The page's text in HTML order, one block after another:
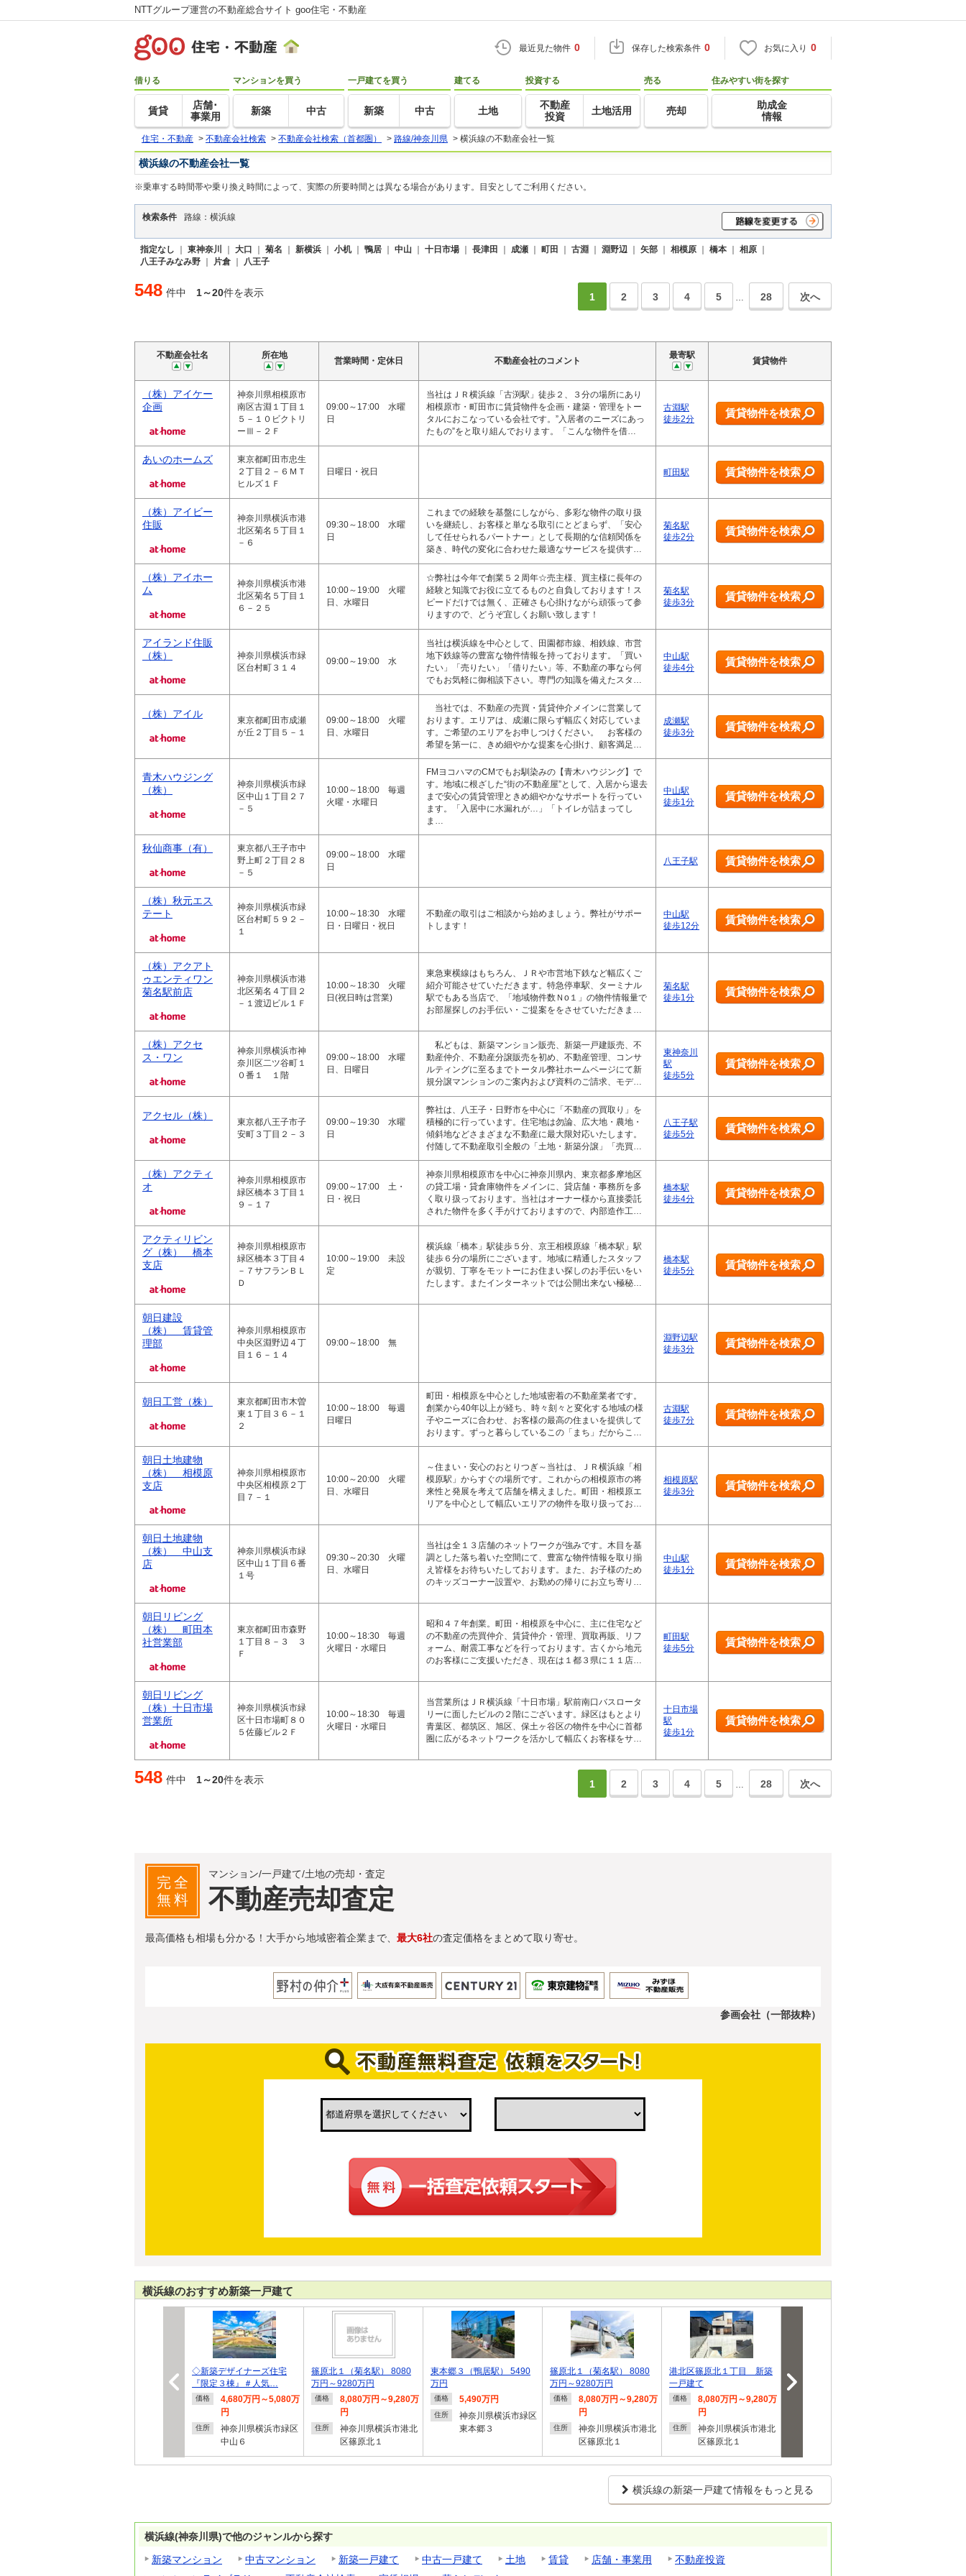
NTTグループ運営の不動産総合サイト goo住宅・不動産
最近見た物件 0 保存した検索条件 0 お気に入り 0
借りる
賃貸
店舗･
事業用
マンションを買う
新築 中古
一戸建てを買う
新築 中古
建てる
土地
投資する
不動産
投資
土地活用
売る
売却
住みやすい街を探す
助成金
情報
住宅・不動産 > 不動産会社検索 > 不動産会社検索（首都圏） > 路線/神奈川県 > 横浜線の不動産会社一覧
横浜線の不動産会社一覧
※乗車する時間帯や乗り換え時間によって、実際の所要時間とは異なる場合があります。目安としてご利用ください。
検索条件 路線：横浜線
指定なし ｜ 東神奈川 ｜ 大口 ｜ 菊名 ｜ 新横浜 ｜ 小机｜ 鴨居 ｜ 中山 ｜ 十日市場 ｜ 長津田 ｜ 成瀬 ｜ 町田 ｜ 古淵 ｜ 淵野辺 ｜ 矢部 ｜ 相模原 ｜ 橋本 ｜ 相原 ｜
八王子みなみ野 ｜ 片倉 ｜ 八王子
548 件中 1～20件を表示 1 2 3 4 5 … 28 次へ
不動産会社名 所在地
営業時間・定休日 不動産会社のコメント
最寄駅
賃貸物件
（株）アイケー
企画
神奈川県相模原市
南区古淵１丁目１
５－１０ビクトリ
ーⅢ－２Ｆ
09:00～17:00 水曜
日
当社はＪＲ横浜線「古渕駅」徒歩２、３分の場所にあり
相模原市・町田市に賃貸物件を企画・建築・管理をトー
タルにおこなっている会社です。”入居者のニーズにあっ
たもの”をと取り組んでおります。「こんな物件を借…
古淵駅
徒歩2分
賃貸物件を検索
あいのホームズ
東京都町田市忠生
２丁目２－６ＭＴ
ヒルズ１Ｆ
日曜日・祝日 町田駅 賃貸物件を検索
（株）アイビー
住販
神奈川県横浜市港
北区菊名５丁目１
－６
09:30～18:00 水曜
日
これまでの経験を基盤にしながら、多彩な物件の取り扱
いを継続し、お客様と単なる取引にとどまらず、「安心
して任せられるパートナー」として長期的な信頼関係を
築き、時代の変化に合わせた最適なサービスを提供す…
菊名駅
徒歩2分
賃貸物件を検索
（株）アイホー
ム
神奈川県横浜市港
北区菊名５丁目１
６－２５
10:00～19:00 火曜
日、水曜日
☆弊社は今年で創業５２周年☆売主様、買主様に長年の
経験と知識でお役に立てるものと自負しております！ス
ピードだけでは無く、正確さも心掛けながら頑張って参
りますので、どうぞ宜しくお願い致します！
菊名駅
徒歩3分
賃貸物件を検索
アイランド住販
（株）
神奈川県横浜市緑
区台村町３１４
09:00～19:00 水
当社は横浜線を中心として、田園都市線、相鉄線、市営
地下鉄線等の豊富な物件情報を持っております。「買い
たい」「売りたい」「借りたい」等、不動産の事なら何
でもお気軽に御相談下さい。専門の知識を備えたスタ…
中山駅
徒歩4分
賃貸物件を検索
（株）アイル
東京都町田市成瀬
が丘２丁目５－１
09:00～18:00 火曜
日、水曜日
当社では、不動産の売買・賃貸仲介メインに営業して
おります。エリアは、成瀬に限らず幅広く対応していま
す。ご希望のエリアをお申しつけください。 お客様の
希望を第一に、きめ細やかな提案を心掛け、顧客満足…
成瀬駅
徒歩3分
賃貸物件を検索
青木ハウジング
（株）
神奈川県横浜市緑
区中山１丁目２７
－５
10:00～18:00 毎週
火曜・水曜日
FMヨコハマのCMでもお馴染みの【青木ハウジング】で
す。地域に根ざした“街の不動産屋”として、入居から退去
まで安心の賃貸管理ときめ細やかなサポートを行ってい
ます。「入居中に水漏れが…」「トイレが詰まってし
ま…
中山駅
徒歩1分
賃貸物件を検索
秋仙商事（有）
東京都八王子市中
野上町２丁目２８
－５
09:00～18:00 水曜
日
八王子駅 賃貸物件を検索
（株）秋元エス
テート
神奈川県横浜市緑
区台村町５９２－
１
10:00～18:30 水曜
日・日曜日・祝日
不動産の取引はご相談から始めましょう。弊社がサポー
トします！
中山駅
徒歩12分
賃貸物件を検索
（株）アクアト
ゥエンティワン
菊名駅前店
神奈川県横浜市港
北区菊名４丁目２
－１渡辺ビル１Ｆ
10:00～18:30 火曜
日(祝日時は営業)
東急東横線はもちろん、ＪＲや市営地下鉄など幅広くご
紹介可能させていただきます。特急停車駅、ターミナル
駅でもある当店で、「地域物件数Ｎo１」の物件情報量で
お部屋探しのお手伝い・ご提案ををさせていただきま…
菊名駅
徒歩1分
賃貸物件を検索
（株）アクセ
ス・ワン
神奈川県横浜市神
奈川区二ツ谷町１
０番１ １階
09:00～18:00 水曜
日、日曜日
私どもは、新築マンション販売、新築一戸建販売、不
動産仲介、不動産分譲販売を初め、不動産管理、コンサ
ルティングに至るまでトータル弊社ホームページにて新
規分譲マンションのご案内および資料のご請求、モデ…
東神奈川
駅
徒歩5分
賃貸物件を検索
アクセル（株）
東京都八王子市子
安町３丁目２－３
09:00～19:30 水曜
日
弊社は、八王子・日野市を中心に「不動産の買取り」を
積極的に行っています。住宅地は勿論、広大地・農地・
傾斜地などさまざまな不動産に最大限対応いたします。
付随して不動産取引全般の「土地・新築分譲」「売買…
八王子駅
徒歩5分
賃貸物件を検索
（株）アクティ
オ
神奈川県相模原市
緑区橋本３丁目１
９－１７
09:00～17:00 土・
日・祝日
神奈川県相模原市を中心に神奈川県内、東京都多摩地区
の貸工場・貸倉庫物件をメインに、貸店舗・事務所を多
く取り扱っております。当社はオーナー様から直接委託
された物件を多く手がけておりますので、内部造作工…
橋本駅
徒歩4分
賃貸物件を検索
アクティリビン
グ（株） 橋本
支店
神奈川県相模原市
緑区橋本３丁目４
－７サフランＢＬ
Ｄ
10:00～19:00 未設
定
横浜線「橋本」駅徒歩５分、京王相模原線「橋本駅」駅
徒歩６分の場所にございます。地域に精通したスタッフ
が親切、丁寧をモットーにお住まい探しのお手伝いをい
たします。またインターネットでは公開出来ない極秘…
橋本駅
徒歩5分
賃貸物件を検索
朝日建設
（株） 賃貸管
理部
神奈川県相模原市
中央区淵野辺４丁
目１６－１４
09:00～18:00 無
淵野辺駅
徒歩3分
賃貸物件を検索
朝日工営（株）
東京都町田市木曽
東１丁目３６－１
２
10:00～18:00 毎週
日曜日
町田・相模原を中心とした地域密着の不動産業者です。
創業から40年以上が経ち、時々刻々と変化する地域の様
子やニーズに合わせ、お客様の最高の住まいを提供して
おります。ずっと暮らしているこの「まち」だからこ…
古淵駅
徒歩7分
賃貸物件を検索
朝日土地建物
（株） 相模原
支店
神奈川県相模原市
中央区相模原２丁
目７－１
10:00～20:00 火曜
日、水曜日
～住まい・安心のおとりつぎ～当社は、ＪＲ横浜線「相
模原駅」からすぐの場所です。これからの相模原市の将
来性と発展を考えて店舗を構えました。町田・相模原エ
リアを中心として幅広いエリアの物件を取り扱ってお…
相模原駅
徒歩3分
賃貸物件を検索
朝日土地建物
（株） 中山支
店
神奈川県横浜市緑
区中山１丁目６番
１号
09:30～20:30 火曜
日、水曜日
当社は全１３店舗のネットワークが強みです。木目を基
調とした落ち着いた空間にて、豊富な物件情報を取り揃
え皆様をお待ちいたしております。また、お子様のため
のキッズコーナー設置や、お勤めの帰りにお立ち寄り…
中山駅
徒歩1分
賃貸物件を検索
朝日リビング
（株） 町田本
社営業部
東京都町田市森野
１丁目８－３ ３
Ｆ
10:00～18:30 毎週
火曜日・水曜日
昭和４７年創業。町田・相模原を中心に、主に住宅など
の不動産の売買仲介、賃貸仲介・管理、買取再販、リフ
ォーム、耐震工事などを行っております。古くから地元
のお客様にご支援いただき、現在は１都３県に１１店…
町田駅
徒歩5分
賃貸物件を検索
朝日リビング
（株）十日市場
営業所
神奈川県横浜市緑
区十日市場町８０
５佐藤ビル２Ｆ
10:00～18:30 毎週
火曜日・水曜日
当営業所はＪＲ横浜線「十日市場」駅前南口バスロータ
リーに面したビルの２階にございます。緑区はもとより
青葉区、都筑区、旭区、保土ヶ谷区の物件を中心に首都
圏に広がるネットワークを活かして幅広くお客様をサ…
十日市場
駅
徒歩1分
賃貸物件を検索
548 件中 1～20件を表示 1 2 3 4 5 … 28 次へ
完全
無料
マンション/一戸建て/土地の売却・査定
不動産売却査定
最高価格も相場も分かる！大手から地域密着企業まで、 最大6社の査定価格をまとめて取り寄せ。
参画会社（一部抜粋）
横浜線のおすすめ新築一戸建て
◇新築デザイナーズ住宅
『限定３棟』＃人気…
価格
4,680万円～5,080万
円
住所
神奈川県横浜市緑区
中山６
篠原北１（菊名駅） 8080
万円～9280万円
価格
8,080万円～9,280万
円
住所
神奈川県横浜市港北
区篠原北１
東本郷３（鴨居駅） 5490
万円
価格 5,490万円
住所
神奈川県横浜市緑区
東本郷３
篠原北１（菊名駅） 8080
万円～9280万円
価格
8,080万円～9,280万
円
住所
神奈川県横浜市港北
区篠原北１
港北区篠原北１丁目 新築
一戸建て
価格
8,080万円～9,280万
円
住所
神奈川県横浜市港北
区篠原北１
ルコニー×港北区…
横浜線の新築一戸建て情報をもっと見る
横浜線(神奈川県)で他のジャンルから探す
新築マンション
中古マンション 新築一戸建て 中古一戸建て 土地 賃貸 店舗・事業用
不動産投資